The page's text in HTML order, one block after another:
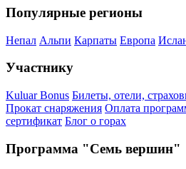
Популярные регионы
Непал Альпи Карпаты Европа
Участнику
Kuluar Bonus Билеты, отели,
Прокат снаряжения Оплата
сертификат Блог о горах
Программа "Семь вершин"